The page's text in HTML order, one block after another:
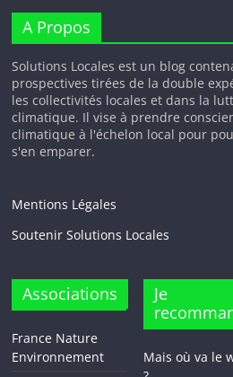
A Propos
Solutions Locales est un blog
prospectives tirées de la double
les collectivités locales et dans la
climatique. Il vise à prendre
climatique à l'échelon local pour
s'en emparer.
Mentions Légales
Soutenir Solutions Locales
Associations
France Nature
Environnement
Je
Mais où va le